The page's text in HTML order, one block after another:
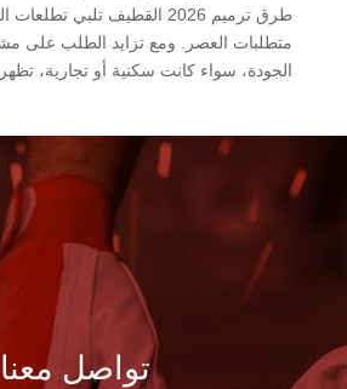
طرق ترميم 2026 القطيف تلبي
متطلبات العصر. ومع تزايد الطلب على
الجودة، سواء كانت سكنية أو تجارية،
تواصل معنا